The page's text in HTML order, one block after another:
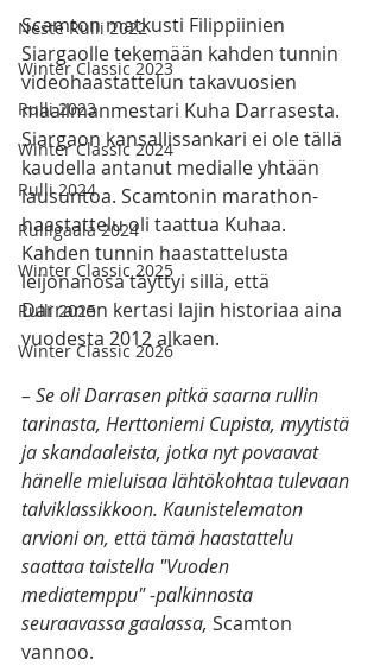
Neste Rulli 2022
Winter Classic 2023
Rulli 2023
Winter Classic 2024
Rulli 2024
Rulligaala 2024
Winter Classic 2025
Rulli 2025
Winter Classic 2026
Scamton matkusti Filippiinien
Siargaolle tekemään kahden tunnin
videohaastattelun takavuosien
maailmanmestari Kuha Darrasesta.
Siargaon kansallissankari ei ole tällä
kaudella antanut medialle yhtään
lausuntoa. Scamtonin marathon-
haastattelu oli taattua Kuhaa.
Kahden tunnin haastattelusta
leijonanosa täyttyi sillä, että
Darranen kertasi lajin historiaa aina
vuodesta 2012 alkaen.
– Se oli Darrasen pitkä saarna rullin
tarinasta, Herttoniemi Cupista, myytistä
ja skandaaleista, jotka nyt povaavat
hänelle mieluisaa lähtökohtaa tulevaan
talviklassikkoon. Kaunistelematon
arvioni on, että tämä haastattelu
saattaa taistella "Vuoden
mediatemppu" -palkinnosta
seuraavassa gaalassa, Scamton
vannoo.